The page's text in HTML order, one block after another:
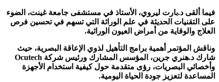
فيما ألقى د.بارت ليروي، الأستاذ في مستشفى جامعة غينت، الضوء
على التقنيات الحديثة في علم الوراثة التي تسهم في تحسين فرص
العلاج والوقاية من أمراض العيون الوراثية.
وناقش المؤتمر أهمية برامج التأهيل لذوي الإعاقة البصرية، حيث
شارك د.هنري جرين، المؤسس المشارك ورئيس شركة Ocutech
وأخصائي البصريات، رؤى متقدمة حول كيفية استخدام الأجهزة
المساعدة لتعزيز جودة الحياة اليومية.